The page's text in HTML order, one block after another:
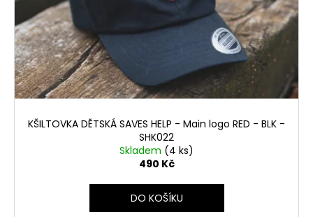
KŠILTOVKA DĚTSKÁ SAVES HELP - Main logo RED - BLK -
SHK022
Skladem (4 ks)
490 Kč
DO KOŠÍKU